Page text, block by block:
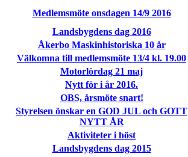
Medlemsmöte onsdagen 14/9 2016
Landsbygdens dag 2016
Åkerbo Maskinhistoriska 10 år
Välkomna till medlemsmöte 13/4 kl. 19.00
Motorlördag 21 maj
Nytt för i år 2016.
OBS, årsmöte snart!
Styrelsen önskar en GOD JUL och GOTT
NYTT ÅR
Aktiviteter i höst
Landsbygdens dag 2015